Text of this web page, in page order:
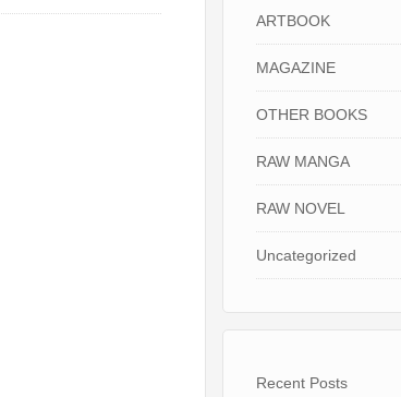
ARTBOOK
MAGAZINE
OTHER BOOKS
RAW MANGA
RAW NOVEL
Uncategorized
Recent Posts